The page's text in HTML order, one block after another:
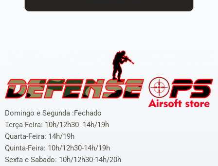
Domingo e Segunda :Fechado
Terça-Feira: 10h/12h30 -14h/19h
Quarta-Feira: 14h/19h
Quinta-Feira: 10h/12h30-14h/19h
Sexta e Sabado: 10h/12h30-14h/20h